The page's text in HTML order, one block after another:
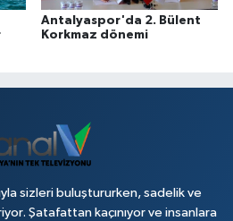
Antalyaspor'da 2. Bülent
Korkmaz dönemi
sizleri buluştururken, sadelik ve
Şatafattan kaçınıyor ve insanlara